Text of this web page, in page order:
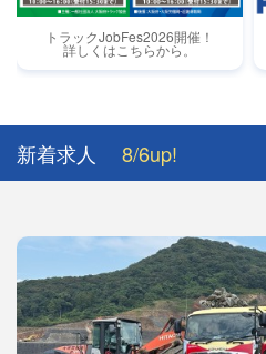
トラックJobFes2026開催！
詳しくはこちらから。
新着求人 8/6up!